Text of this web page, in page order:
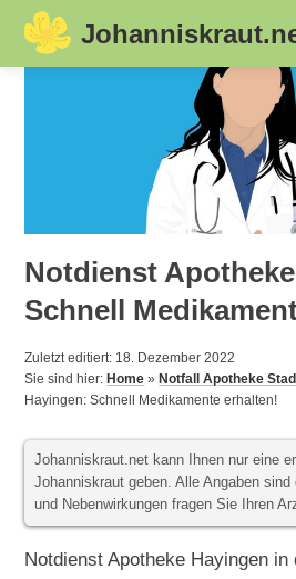
Skip
Notdienst
Schnell
Zuletzt editiert: 18. Dezember 2022
Sie sind hier:Home »Notfall Apotheke
Hayingen: Schnell Medikamente erhalten!
Johanniskraut.net kann Ihnen nur eine
Johanniskraut geben. Alle Angaben
und Nebenwirkungen fragen Sie Ihren
Notdienst Apotheke Hayingen in